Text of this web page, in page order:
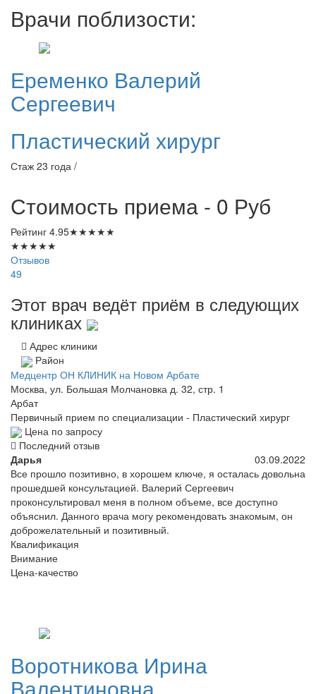
Врачи поблизости:
Еременко Валерий
Сергеевич
Пластический хирург
Стаж 23 года /
Стоимость приема - 0 Руб
Рейтинг 4.95★★★★★
★★★★★
Отзывов
49
Этот врач ведёт приём в следующих
клиниках
Адрес клиники
Район
Медцентр ОН КЛИНИК на Новом Арбате
Москва, ул. Большая Молчановка д. 32, стр. 1
Арбат
Первичный прием по специализации - Пластический хирург
Цена по запросу
Последний отзыв
Дарья
03.09.2022
Все прошло позитивно, в хорошем ключе, я осталась довольна
прошедшей консультацией. Валерий Сергеевич
проконсультировал меня в полном объеме, все доступно
объяснил. Данного врача могу рекомендовать знакомым, он
доброжелательный и позитивный.
Квалификация
Внимание
Цена-качество
Воротникова Ирина